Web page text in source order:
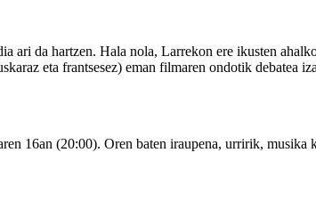
ari da hartzen. Hala nola, Larrekon ere ikusten
eta frantsesez) eman filmaren ondotik debatea
16an (20:00). Oren baten iraupena, urririk, musika